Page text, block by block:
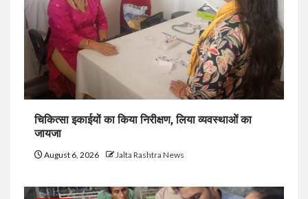
चिकित्सा इकाईयों का किया निरीक्षण, लिया व्यवस्थाओं का
जायजा
August 6, 2026 Jalta Rashtra News